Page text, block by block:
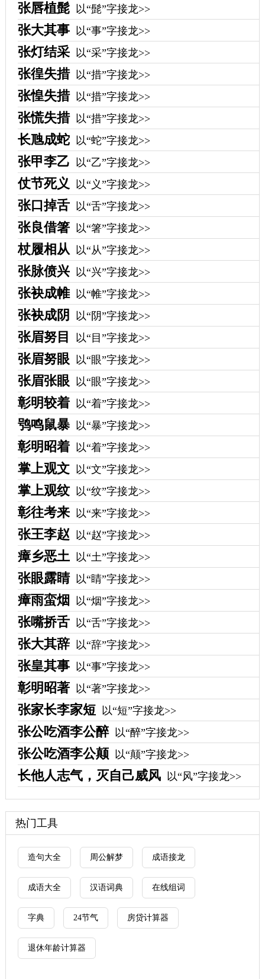
张唇植髭 以“髭”字接龙>>
张大其事 以“事”字接龙>>
张灯结采 以“采”字接龙>>
张徨失措 以“措”字接龙>>
张惶失措 以“措”字接龙>>
张慌失措 以“措”字接龙>>
长虺成蛇 以“蛇”字接龙>>
张甲李乙 以“乙”字接龙>>
仗节死义 以“义”字接龙>>
张口掉舌 以“舌”字接龙>>
张良借箸 以“箸”字接龙>>
杖履相从 以“从”字接龙>>
张脉偾兴 以“兴”字接龙>>
张袂成帷 以“帷”字接龙>>
张袂成阴 以“阴”字接龙>>
张眉努目 以“目”字接龙>>
张眉努眼 以“眼”字接龙>>
张眉张眼 以“眼”字接龙>>
彰明较着 以“着”字接龙>>
鸮鸣鼠暴 以“暴”字接龙>>
彰明昭着 以“着”字接龙>>
掌上观文 以“文”字接龙>>
掌上观纹 以“纹”字接龙>>
彰往考来 以“来”字接龙>>
张王李赵 以“赵”字接龙>>
瘴乡恶土 以“土”字接龙>>
张眼露睛 以“睛”字接龙>>
瘴雨蛮烟 以“烟”字接龙>>
张嘴挢舌 以“舌”字接龙>>
张大其辞 以“辞”字接龙>>
张皇其事 以“事”字接龙>>
彰明昭著 以“著”字接龙>>
张家长李家短 以“短”字接龙>>
张公吃酒李公醉 以“醉”字接龙>>
张公吃酒李公颠 以“颠”字接龙>>
长他人志气，灭自己威风 以“风”字接龙>>
热门工具
造句大全 周公解梦 成语接龙
成语大全 汉语词典 在线组词
字典 24节气 房贷计算器
退休年龄计算器